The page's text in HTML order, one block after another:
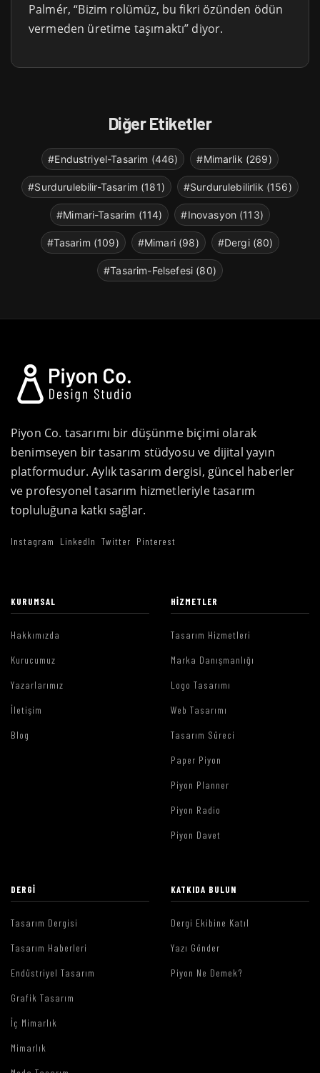
Palmér, “Bizim rolümüz, bu fikri özünden ödün
vermeden üretime taşımaktı” diyor.
Diğer Etiketler
#Endustriyel-Tasarim (446) #Mimarlik (269)
#Surdurulebilir-Tasarim (181) #Surdurulebilirlik (156)
#Mimari-Tasarim (114) #Inovasyon (113)
#Tasarim (109) #Mimari (98) #Dergi (80)
#Tasarim-Felsefesi (80)
Piyon Co. tasarımı bir düşünme biçimi olarak
benimseyen bir tasarım stüdyosu ve dijital yayın
platformudur. Aylık tasarım dergisi, güncel haberler
ve profesyonel tasarım hizmetleriyle tasarım
topluluğuna katkı sağlar.
Instagram LinkedIn Twitter Pinterest
KURUMSAL
Hakkımızda
Kurucumuz
Yazarlarımız
İletişim
Blog
HIZMETLER
Tasarım Hizmetleri
Marka Danışmanlığı
Logo Tasarımı
Web Tasarımı
Tasarım Süreci
Paper Piyon
Piyon Planner
Piyon Radio
Piyon Davet
DERGI
Tasarım Dergisi
Tasarım Haberleri
Endüstriyel Tasarım
Grafik Tasarım
İç Mimarlık
Mimarlık
KATKIDA BULUN
Dergi Ekibine Katıl
Yazı Gönder
Piyon Ne Demek?